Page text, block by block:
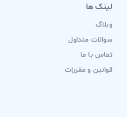
لینک ها
وبلاگ
سوالات متداول
تماس با ما
قوانین و مقررات